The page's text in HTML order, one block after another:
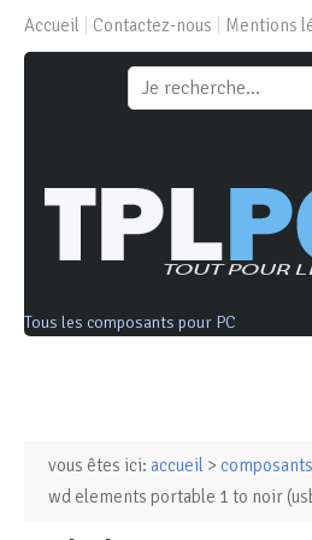
Accueil Contactez-nous Mentions
Tous les composants pour PC
Ordinateurs &
vous êtes ici: accueil > composants
wd elements portable 1 to noir